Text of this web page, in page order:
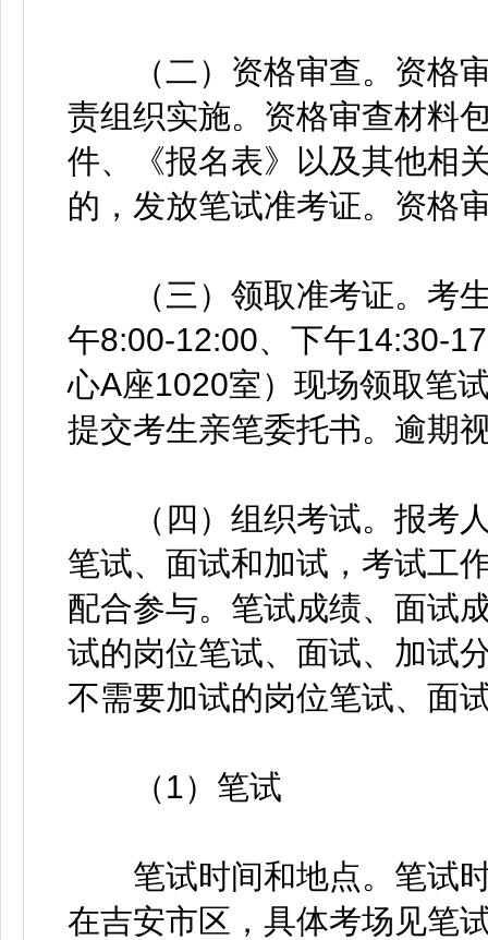
（二）资格审查。资格审
责组织实施。资格审查材料
件、《报名表》以及其他相
的，发放笔试准考证。资格
（三）领取准考证。考生
午8:00-12:00、下午14:30-
心A座1020室）现场领取笔
提交考生亲笔委托书。逾期
（四）组织考试。报考人
笔试、面试和加试，考试工
配合参与。笔试成绩、面试
试的岗位笔试、面试、加试
不需要加试的岗位笔试、面
（1）笔试
笔试时间和地点。笔试时
在吉安市区，具体考场见笔